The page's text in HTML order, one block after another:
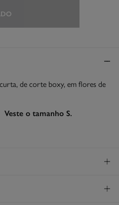
de corte boxy, em flores de
Veste o tamanho S.